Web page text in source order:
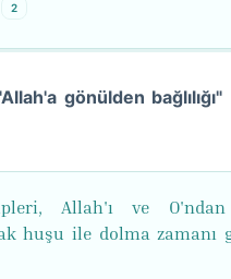
2
gönülden bağlılığı"
Allah'ı ve
huşu ile dolma zamanı